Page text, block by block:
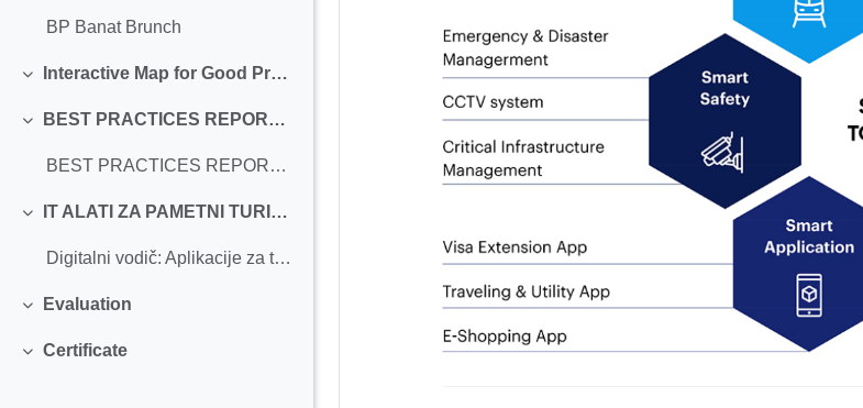
BP Banat Brunch
Replier
Interactive Map for Good Practices
Replier
BEST PRACTICES REPORT IN SUSTAINABLE TOURISM
BEST PRACTICES REPORT IN SUSTAINABLE TOURISM
Replier
IT ALATI ZA PAMETNI TURIZAM
Digitalni vodič: Aplikacije za turiste sa invaliditetom
Replier
Evaluation
Replier
Certificate